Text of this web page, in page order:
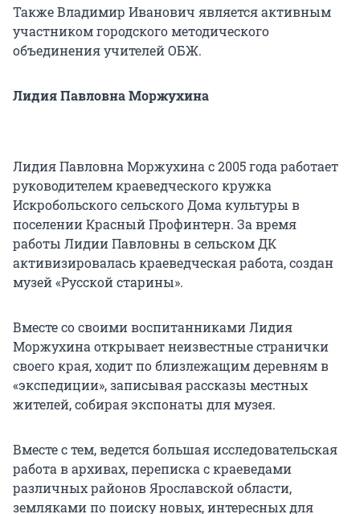
Также Владимир Иванович является активным
участником городского методического
объединения учителей ОБЖ.
Лидия Павловна Моржухина
Лидия Павловна Моржухина с 2005 года работает
руководителем краеведческого кружка
Искробольского сельского Дома культуры в
поселении Красный Профинтерн. За время
работы Лидии Павловны в сельском ДК
активизировалась краеведческая работа, создан
музей «Русской старины».
Вместе со своими воспитанниками Лидия
Моржухина открывает неизвестные странички
своего края, ходит по близлежащим деревням в
«экспедиции», записывая рассказы местных
жителей, собирая экспонаты для музея.
Вместе с тем, ведется большая исследовательская
работа в архивах, переписка с краеведами
различных районов Ярославской области,
земляками по поиску новых, интересных для